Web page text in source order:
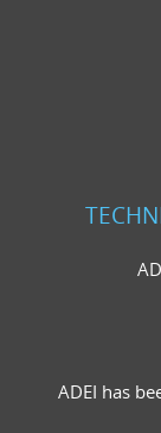
ADEI has